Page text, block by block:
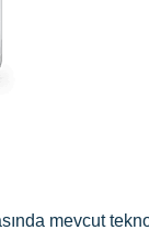
mevcut